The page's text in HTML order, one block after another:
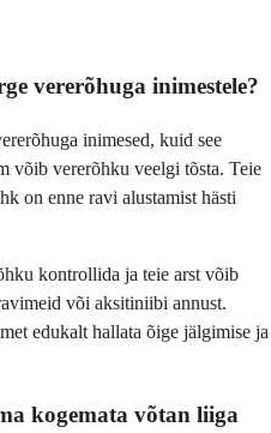
vererõhuga inimestele?
inimesed, kuid see
võib vererõhku veelgi tõsta. Teie
on enne ravi alustamist hästi
kontrollida ja teie arst võib
või aksitiniibi annust.
edukalt hallata õige jälgimise ja
kogemata võtan liiga